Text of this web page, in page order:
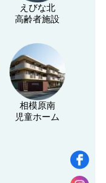
えびな北
高齢者施設
相模原南
児童ホーム